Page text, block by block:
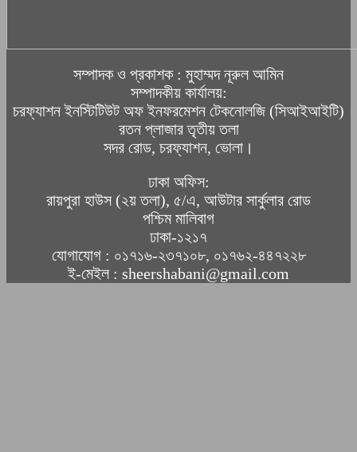
সম্পাদক ও প্রকাশক : মুহাম্মদ নূরুল আমিন
সম্পাদকীয় কার্যালয়:
চরফ্যাশন ইনস্টিটিউট অফ ইনফরমেশন টেকনোলজি (সিআইআইটি)
রতন প্লাজার তৃতীয় তলা
সদর রোড, চরফ্যাশন, ভোলা।
ঢাকা অফিস:
রায়পুরা হাউস (২য় তলা), ৫/এ, আউটার সার্কুলার রোড
পশ্চিম মালিবাগ
ঢাকা-১২১৭
যোগাযোগ : ০১৭১৬-২৩৭১০৮, ০১৭৬২-৪৪৭২২৮
ই-মেইল : sheershabani@gmail.com